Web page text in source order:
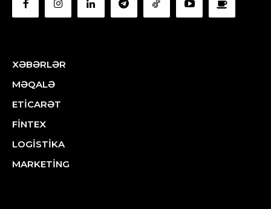
XƏBƏRLƏR
MƏQALƏ
ETİCARƏT
FİNTEX
LOGİSTİKA
MARKETİNG